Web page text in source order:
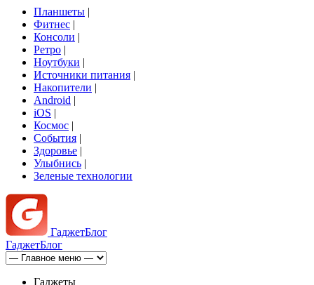
Планшеты |
Фитнес |
Консоли |
Ретро |
Ноутбуки |
Источники питания |
Накопители |
Android |
iOS |
Космос |
События |
Здоровье |
Улыбнись |
Зеленые технологии
ГаджетБлог
ГаджетБлог
Гаджеты